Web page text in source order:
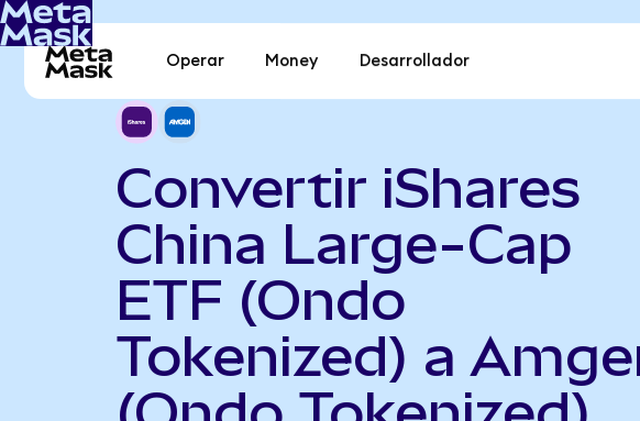
Operar Money Desarrollador
Convertir iShares
China Large-Cap
ETF (Ondo
Tokenized) a